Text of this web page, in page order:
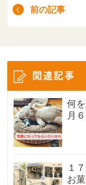
前の記事
関連記事
何
月
１
お